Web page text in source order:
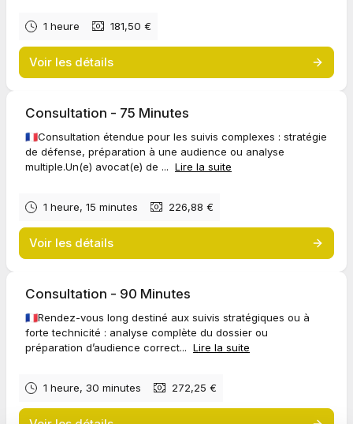
1 heure 181,50 €
Voir les détails
Consultation - 75 Minutes
🇫🇷Consultation étendue pour les suivis complexes : stratégie
de défense, préparation à une audience ou analyse
multiple.Un(e) avocat(e) de ... Lire la suite
1 heure, 15 minutes 226,88 €
Voir les détails
Consultation - 90 Minutes
🇫🇷Rendez-vous long destiné aux suivis stratégiques ou à
forte technicité : analyse complète du dossier ou
préparation d’audience correct... Lire la suite
1 heure, 30 minutes 272,25 €